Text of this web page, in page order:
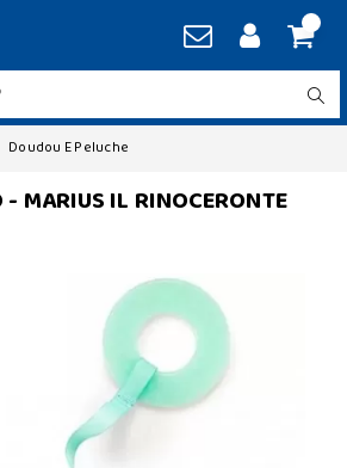
Doudou E Peluche
MARIUS IL RINOCERONTE